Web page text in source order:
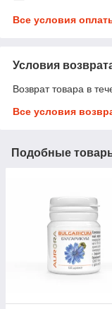
Все условия
Условия
Возврат товара в
Все условия
Подобные